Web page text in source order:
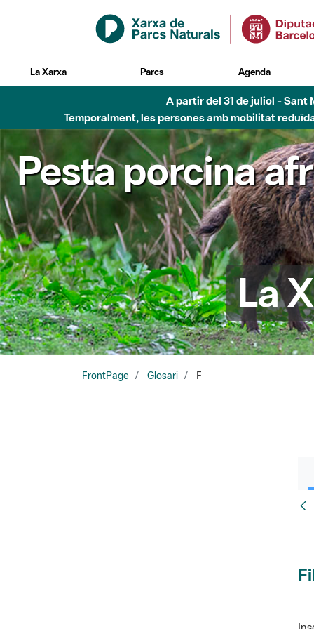
Salta al contingut principal
La Xarxa Parcs Agenda
A partir del 31 de juliol -
Temporalment, les persones amb mobilitat
Pesta porcina
La
FrontPage Glosari F